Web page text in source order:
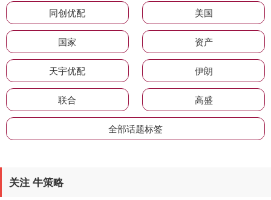
同创优配 美国
国家 资产
天宇优配 伊朗
联合 高盛
全部话题标签
关注 牛策略